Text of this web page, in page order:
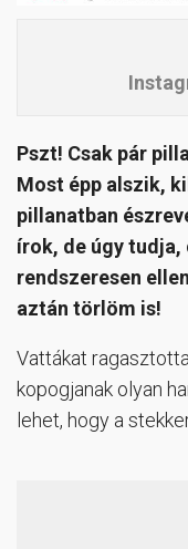
Pszt! Csak pár
Most épp alszik,
pillanatban
írok, de úgy tudja,
rendszeresen
aztán törlöm is!
Vattákat
kopogjanak olyan
lehet, hogy a